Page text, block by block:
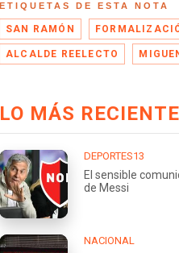
ETIQUETAS DE ESTA NOTA
SAN RAMÓN
ALCALDE REELECTO
LO MÁS RECIENTE
DEPORTES13
El sensible
de Messi
NACIONAL